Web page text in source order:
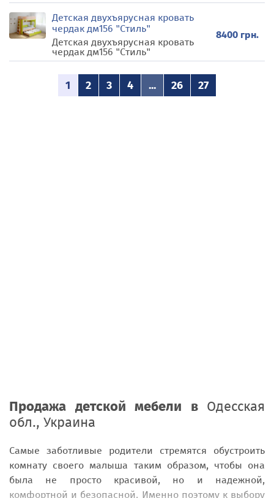
Детская двухъярусная кровать
чердак дм156 "Стиль"
Детская двухъярусная кровать
чердак дм156 "Стиль"
8400 грн.
1 2 3 4 ... 26 27
Продажа детской мебели в Одесская
обл., Украина
Самые заботливые родители стремятся обустроить
комнату своего малыша таким образом, чтобы она
была не просто красивой, но и надежной,
комфортной и безопасной. Именно поэтому к выбору